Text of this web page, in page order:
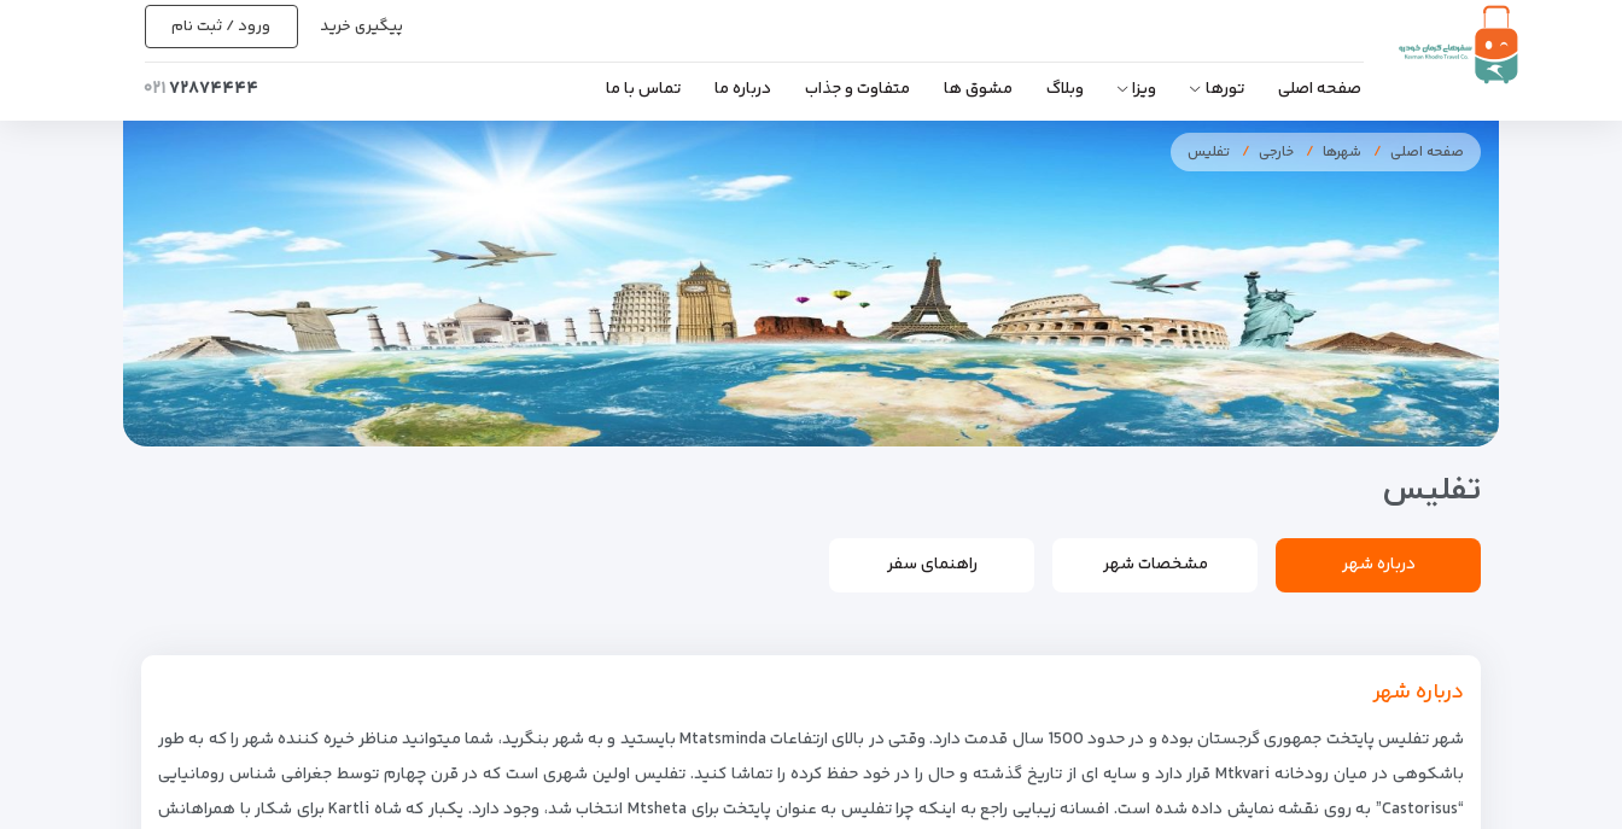
پیگیری خرید ورود / ثبت نام
صفحه اصلی تورها ویزا وبلاگ مشوق ها متفاوت و جذاب درباره ما تماس با ما ۷۲۸۷۴۴۴۴۰۲۱
صفحه اصلی شهرها خارجی تفلیس
تفلیس
درباره شهر مشخصات شهر راهنمای سفر
درباره شهر
شهر تفلیس پایتخت جمهوری گرجستان بوده و در حدود 1500 سال قدمت دارد. وقتی در بالای ارتفاعات Mtatsminda بایستید و به شهر بنگرید، شما میتوانید مناظر خیره کننده شهر را که به طور
باشکوهی در میان رودخانه Mtkvari قرار دارد و سایه ای از تاریخ گذشته و حال را در خود حفظ کرده را تماشا کنید. تفلیس اولین شهری است که در قرن چهارم توسط جغرافی شناس رومانیایی
“Castorisus” به روی نقشه نمایش داده شده است. افسانه زیبایی راجع به اینکه چرا تفلیس به عنوان پایتخت برای Mtsheta انتخاب شد، وجود دارد. یکبار که شاه Kartli برای شکار با همراهانش